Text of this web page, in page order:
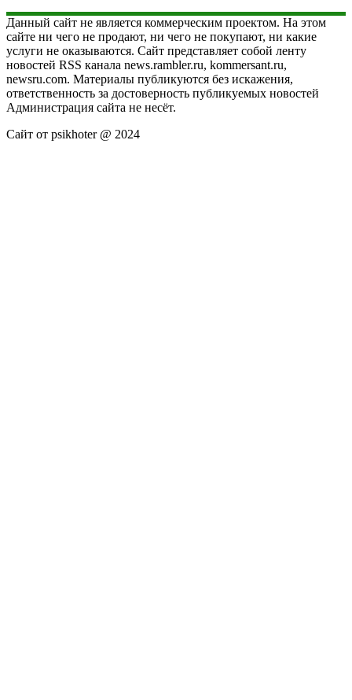
Данный сайт не является коммерческим проектом. На этом
сайте ни чего не продают, ни чего не покупают, ни какие
услуги не оказываются. Сайт представляет собой ленту
новостей RSS канала news.rambler.ru, kommersant.ru,
newsru.com. Материалы публикуются без искажения,
ответственность за достоверность публикуемых новостей
Администрация сайта не несёт.
Сайт от psikhoter @ 2024